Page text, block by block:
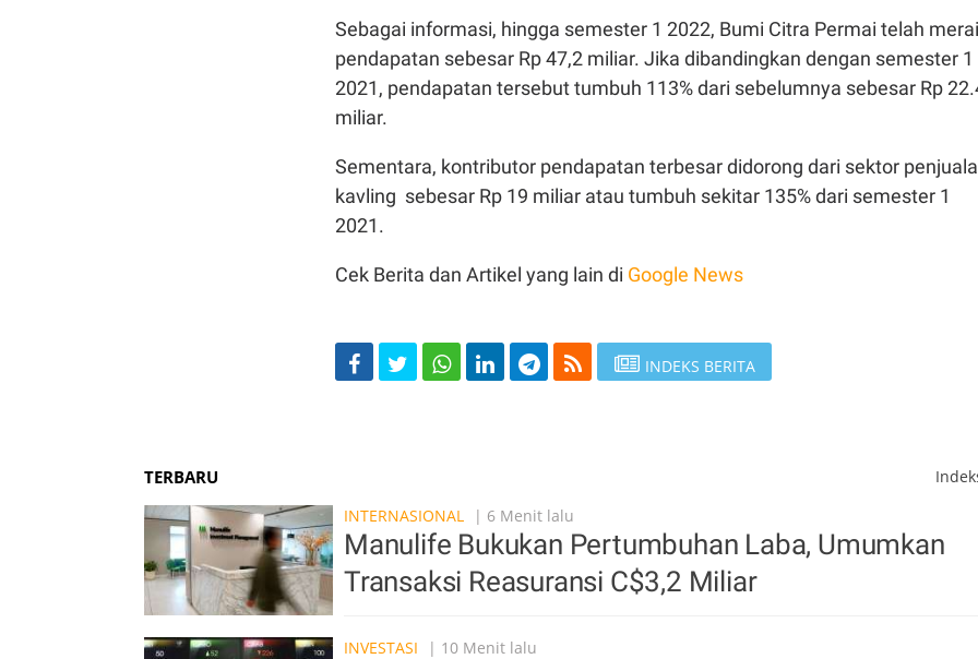
Sebagai informasi, hingga semester 1 2022, Bumi Citra Permai telah
pendapatan sebesar Rp 47,2 miliar. Jika dibandingkan dengan semester 1
2021, pendapatan tersebut tumbuh 113% dari sebelumnya sebesar Rp
miliar.
Sementara, kontributor pendapatan terbesar didorong dari sektor
kavling sebesar Rp 19 miliar atau tumbuh sekitar 135% dari semester 1
2021.
Cek Berita dan Artikel yang lain di Google News
INDEKS BERITA
TERBARU
INTERNASIONAL
| 6 Menit lalu
Manulife Bukukan Pertumbuhan Laba, Umumkan
Transaksi Reasuransi C$3,2 Miliar
INVESTASI | 10 Menit lalu